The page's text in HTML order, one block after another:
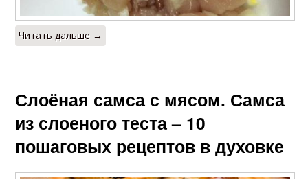
Читать дальше →
Слоёная самса с мясом. Самса
из слоеного теста – 10
пошаговых рецептов в духовке